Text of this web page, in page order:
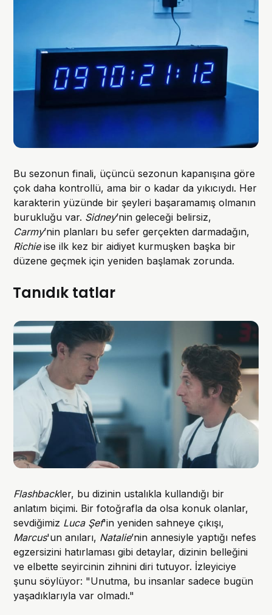
Bu sezonun finali, üçüncü sezonun kapanışına göre
çok daha kontrollü, ama bir o kadar da yıkıcıydı. Her
karakterin yüzünde bir şeyleri başaramamış olmanın
burukluğu var. Sidney’nin geleceği belirsiz,
Carmy’nin planları bu sefer gerçekten darmadağın,
Richieise ilk kez bir aidiyet kurmuşken başka bir
düzene geçmek için yeniden başlamak zorunda.
Tanıdık tatlar
Flashbackler, bu dizinin ustalıkla kullandığı bir
anlatım biçimi. Bir fotoğrafla da olsa konuk olanlar,
sevdiğimiz Luca Şef'in yeniden sahneye çıkışı,
Marcus'un anıları, Natalie’nin annesiyle yaptığı nefes
egzersizini hatırlaması gibi detaylar, dizinin belleğini
ve elbette seyircinin zihnini diri tutuyor. İzleyiciye
şunu söylüyor: "Unutma, bu insanlar sadece bugün
yaşadıklarıyla var olmadı."